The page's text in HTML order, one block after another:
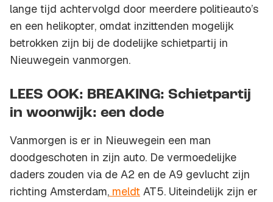
lange tijd achtervolgd door meerdere politieauto’s
en een helikopter, omdat inzittenden mogelijk
betrokken zijn bij de dodelijke schietpartij in
Nieuwegein vanmorgen.
LEES OOK: BREAKING: Schietpartij
in woonwijk: een dode
Vanmorgen is er in Nieuwegein een man
doodgeschoten in zijn auto. De vermoedelijke
daders zouden via de A2 en de A9 gevlucht zijn
richting Amsterdam, meldt AT5. Uiteindelijk zijn er